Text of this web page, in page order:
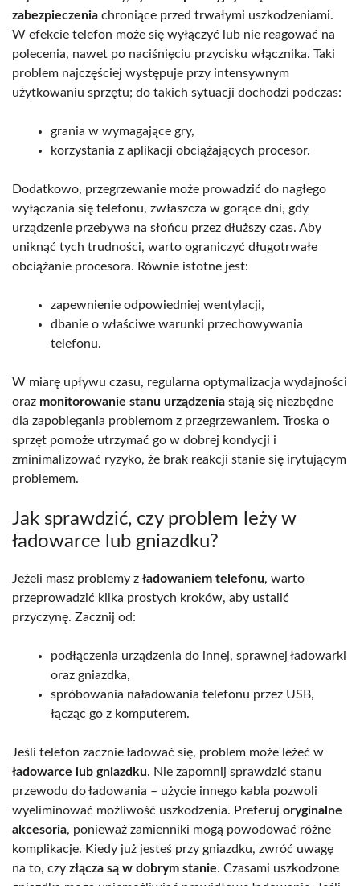
zabezpieczenia chroniące przed trwałymi uszkodzeniami.
W efekcie telefon może się wyłączyć lub nie reagować na
polecenia, nawet po naciśnięciu przycisku włącznika. Taki
problem najczęściej występuje przy intensywnym
użytkowaniu sprzętu; do takich sytuacji dochodzi podczas:
grania w wymagające gry,
korzystania z aplikacji obciążających procesor.
Dodatkowo, przegrzewanie może prowadzić do nagłego
wyłączania się telefonu, zwłaszcza w gorące dni, gdy
urządzenie przebywa na słońcu przez dłuższy czas. Aby
uniknąć tych trudności, warto ograniczyć długotrwałe
obciążanie procesora. Równie istotne jest:
zapewnienie odpowiedniej wentylacji,
dbanie o właściwe warunki przechowywania
telefonu.
W miarę upływu czasu, regularna optymalizacja wydajności
oraz monitorowanie stanu urządzenia stają się niezbędne
dla zapobiegania problemom z przegrzewaniem. Troska o
sprzęt pomoże utrzymać go w dobrej kondycji i
zminimalizować ryzyko, że brak reakcji stanie się irytującym
problemem.
Jak sprawdzić, czy problem leży w
ładowarce lub gniazdku?
Jeżeli masz problemy z ładowaniem telefonu, warto
przeprowadzić kilka prostych kroków, aby ustalić
przyczynę. Zacznij od:
podłączenia urządzenia do innej, sprawnej ładowarki
oraz gniazdka,
spróbowania naładowania telefonu przez USB,
łącząc go z komputerem.
Jeśli telefon zacznie ładować się, problem może leżeć w
ładowarce lub gniazdku. Nie zapomnij sprawdzić stanu
przewodu do ładowania – użycie innego kabla pozwoli
wyeliminować możliwość uszkodzenia. Preferuj oryginalne
akcesoria, ponieważ zamienniki mogą powodować różne
komplikacje. Kiedy już jesteś przy gniazdku, zwróć uwagę
na to, czy złącza są w dobrym stanie. Czasami uszkodzone